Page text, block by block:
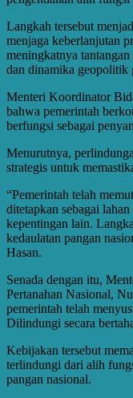
Langkah tersebut
menjaga keberlanjutan
meningkatnya
dan dinamika geopolitik
Menteri Koordinator
bahwa pemerintah
berfungsi sebagai
Menurutnya,
strategis untuk
“Pemerintah telah
ditetapkan sebagai
kepentingan lain.
kedaulatan pangan
Hasan.
Senada dengan itu,
Pertanahan Nasional,
pemerintah telah
Dilindungi secara
Kebijakan tersebut
terlindungi dari alih
pangan nasional.